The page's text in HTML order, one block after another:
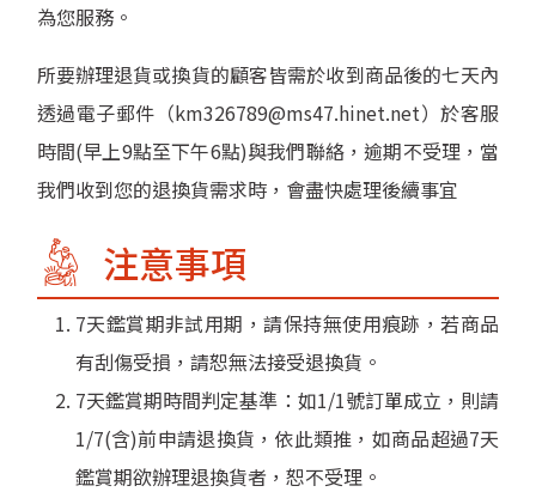
為您服務。
所要辦理退貨或換貨的顧客皆需於收到商品後的七天內
透過電子郵件（km326789@ms47.hinet.net）於客服
時間(早上9點至下午6點)與我們聯絡，逾期不受理，當
我們收到您的退換貨需求時，會盡快處理後續事宜
注意事項
7天鑑賞期非試用期，請保持無使用痕跡，若商品
有刮傷受損，請恕無法接受退換貨。
7天鑑賞期時間判定基準：如1/1號訂單成立，則請
1/7(含)前申請退換貨，依此類推，如商品超過7天
鑑賞期欲辦理退換貨者，恕不受理。